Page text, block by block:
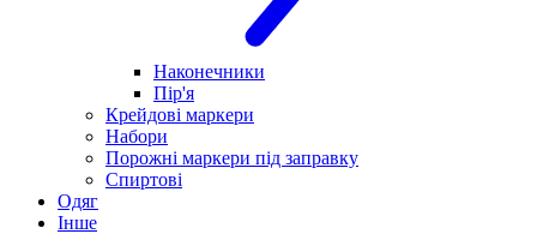
Наконечники
Пір'я
Крейдові маркери
Набори
Порожні маркери під заправку
Спиртові
Одяг
Інше